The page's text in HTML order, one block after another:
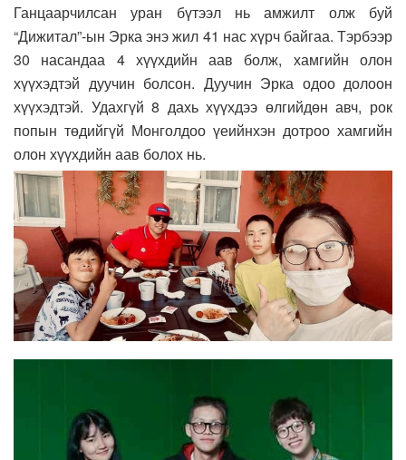
Ганцаарчилсан уран бүтээл нь амжилт олж буй
“Дижитал”-ын Эрка энэ жил 41 нас хүрч байгаа. Тэрбээр
30 насандаа 4 хүүхдийн аав болж, хамгийн олон
хүүхэдтэй дуучин болсон. Дуучин Эрка одоо долоон
хүүхэдтэй. Удахгүй 8 дахь хүүхдээ өлгийдөн авч, рок
попын төдийгүй Монголдоо үеийнхэн дотроо хамгийн
олон хүүхдийн аав болох нь.